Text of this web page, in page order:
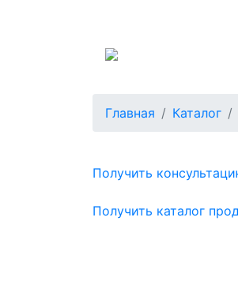
Главная Каталог
Получить
Получить каталог